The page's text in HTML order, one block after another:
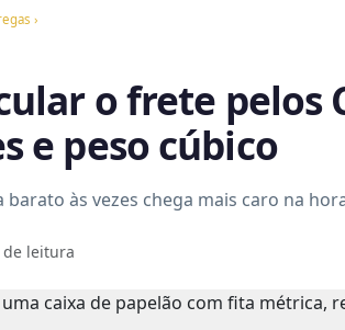
›
o frete pelos
e peso cúbico
às vezes chega mais caro na
leitura